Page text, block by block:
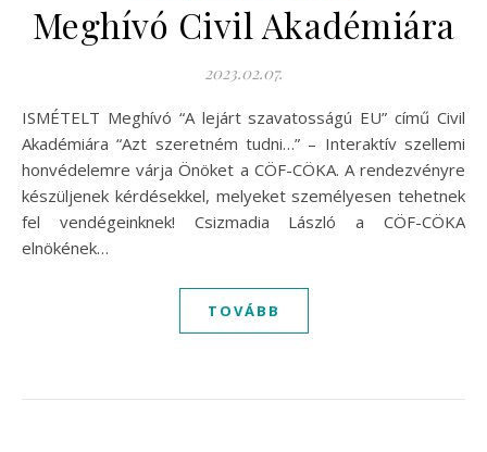
Meghívó Civil Akadémiára
2023.02.07.
ISMÉTELT Meghívó “A lejárt szavatosságú EU” című Civil
Akadémiára “Azt szeretném tudni…” – Interaktív szellemi
honvédelemre várja Önöket a CÖF-CÖKA. A rendezvényre
készüljenek kérdésekkel, melyeket személyesen tehetnek
fel vendégeinknek! Csizmadia László a CÖF-CÖKA
elnökének…
TOVÁBB